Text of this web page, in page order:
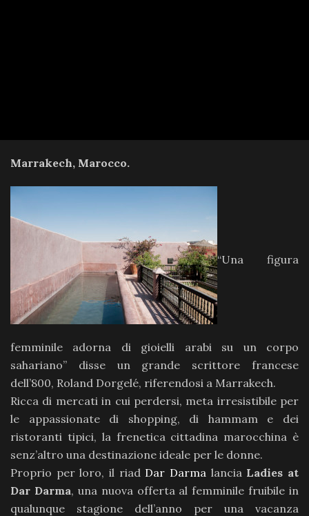
Marrakech, Marocco.
“Una figura
femminile adorna di gioielli arabi su un corpo
sahariano” disse un grande scrittore francese
dell’800, Roland Dorgelé, riferendosi a Marrakech.
Ricca di mercati in cui perdersi, meta irresistibile per
le appassionate di shopping, di hammam e dei
ristoranti tipici, la frenetica cittadina marocchina è
senz’altro una destinazione ideale per le donne.
Proprio per loro, il riad Dar Darma lancia Ladies at
Dar Darma, una nuova offerta al femminile fruibile in
qualunque stagione dell’anno per una vacanza